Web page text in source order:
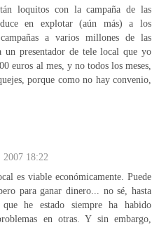
loquitos con la campaña de las
en explotar (aún más) a los
a varios millones de las
un presentador de tele local que yo
euros al mes, y no todos los meses,
porque como no hay convenio,
2007 18:22
es viable económicamente. Puede
para ganar dinero... no sé, hasta
he estado siempre ha habido
en otras. Y sin embargo,